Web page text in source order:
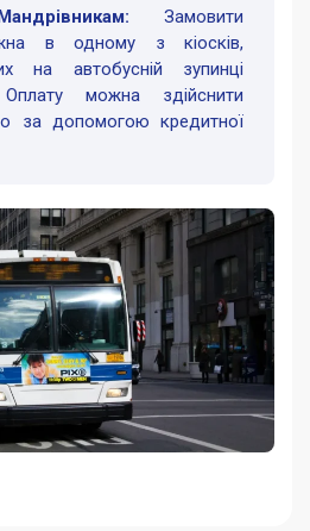
Замовити
в одному з кіосків,
на автобусній зупинці
Оплату можна здійснити
за допомогою кредитної